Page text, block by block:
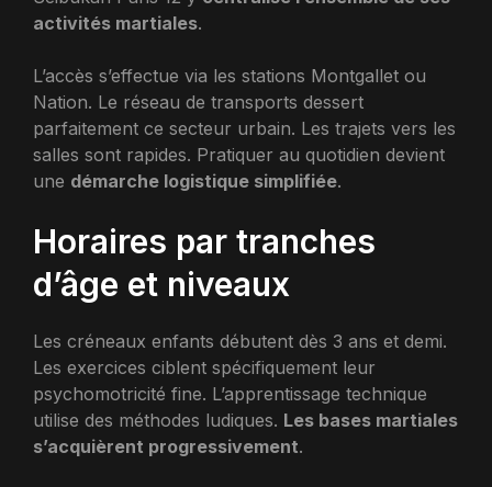
activités martiales.
L’accès s’effectue via les stations Montgallet ou
Nation. Le réseau de transports dessert
parfaitement ce secteur urbain. Les trajets vers les
salles sont rapides. Pratiquer au quotidien devient
une démarche logistique simplifiée.
Horaires par tranches
d’âge et niveaux
Les créneaux enfants débutent dès 3 ans et demi.
Les exercices ciblent spécifiquement leur
psychomotricité fine. L’apprentissage technique
utilise des méthodes ludiques. Les bases martiales
s’acquièrent progressivement.